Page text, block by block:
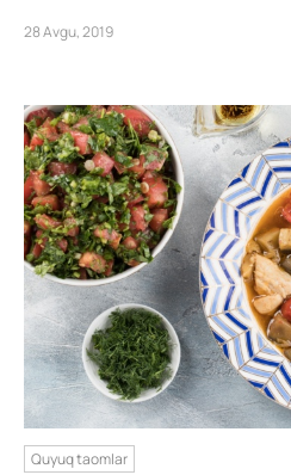
28 Avgu, 2019
Quyuq taomlar